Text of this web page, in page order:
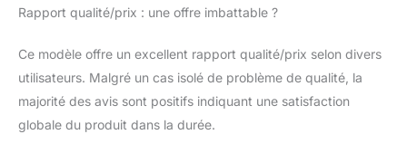
Rapport qualité/prix : une offre imbattable ?
Ce modèle offre un excellent rapport qualité/prix selon divers
utilisateurs. Malgré un cas isolé de problème de qualité, la
majorité des avis sont positifs indiquant une satisfaction
globale du produit dans la durée.